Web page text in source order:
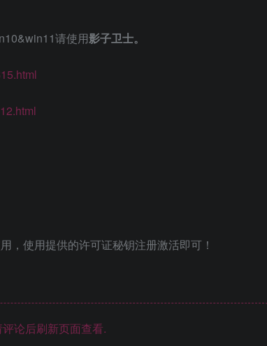
请使用影子卫士。
，使用提供的许可证秘钥注册激活即可！
论后刷新页面查看.